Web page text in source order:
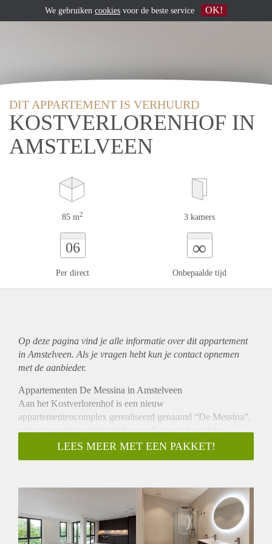
DIT APPARTEMENT IS VERHUURD
KOSTVERLORENHOF IN
AMSTELVEEN
85 m2 3 kamers
06
Per direct
∞
Onbepaalde tijd
Op deze pagina vind je alle informatie over ditappartement
in Amstelveen. Als je vragen hebt kun je contact opnemen
met de aanbieder.
Appartementen De Messina in Amstelveen
Aan het Kostverlorenhof is een nieuw
appartementencomplex gerealiseerd genaamd “De Messina”,
ontworpen door architectenbureau Boparai Associates
Architekten. Het complex bestaat uit vijf bouwlagen met
parkeerkelder. de 24 twee- en driekamerappartementen
Type I: Vier luxe appartementen met een heerlijk hoekterras
op het zuidwesten of zuidoosten met drieslaapkamers.
De appartementen worden gestoffeerd opgeleverd, met onder
LEES MEER MET EEN PAKKET!
We gebruiken cookies voor de beste service OK!